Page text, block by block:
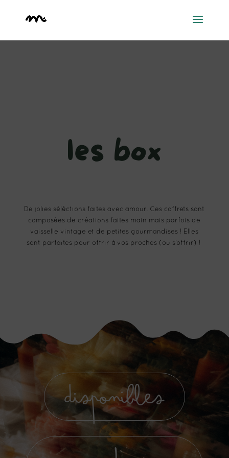
les box
De jolies séléctions faites avec amour. Ces coffrets sont
composées de créations faites main mais parfois de
vaisselle vintage et de petites gourmandises ! Elles
sont parfaites pour offrir à vos proches (ou s’offrir) !
disponibles